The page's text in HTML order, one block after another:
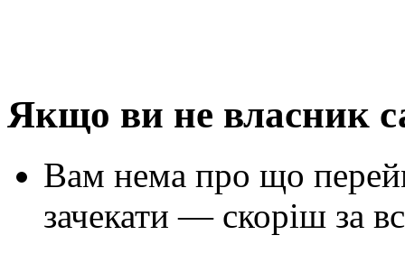
Якщо ви не власник
Вам нема про що
зачекати — скоріш за